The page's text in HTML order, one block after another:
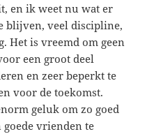
en ik weet nu wat er
blijven, veel discipline,
is vreemd om geen
een groot deel
en zeer beperkt te
voor de toekomst.
geluk om zo goed
vrienden te